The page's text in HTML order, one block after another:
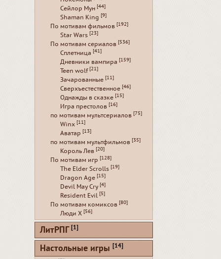
Сейлор Мун [44]
Shaman King [9]
По мотивам фильмов [192]
Star Wars [23]
По мотивам сериалов [536]
Сплетница [41]
Дневники вампира [159]
Teen wolf [21]
Зачарованные [11]
Сверхъестественное [46]
Однажды в сказке [15]
Игра престолов [16]
по мотивам мультсериалов [75]
Winx [11]
Аватар [13]
по мотивам мультфильмов [35]
Король Лев [20]
По мотивам игр [128]
The Elder Scrolls [19]
Dragon Age [15]
Devil May Cry [4]
Resident Evil [5]
По мотивам комиксов [80]
Люди Х [56]
ЛитРПГ [1]
Настольные игры [14]